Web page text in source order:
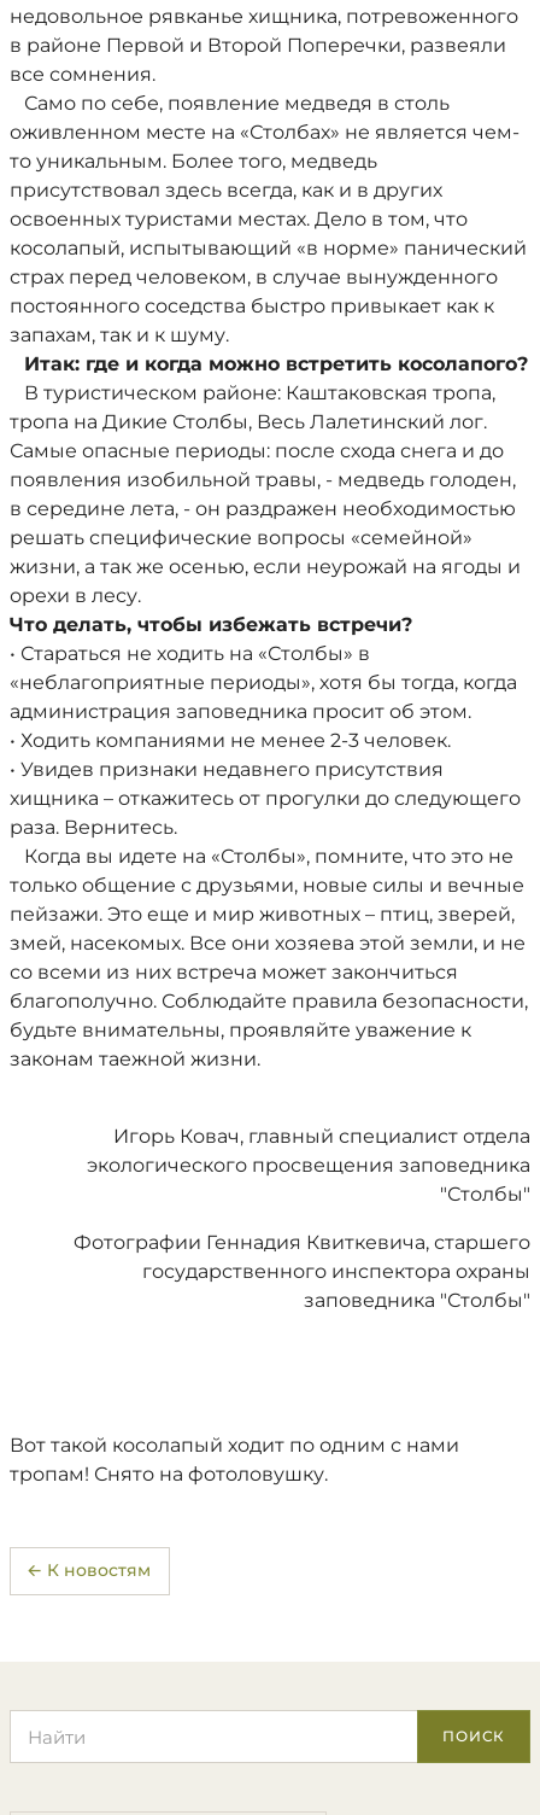
недовольное рявканье хищника, потревоженного
в районе Первой и Второй Поперечки, развеяли
все сомнения.
Само по себе, появление медведя в столь
оживленном месте на «Столбах» не является чем-
то уникальным. Более того, медведь
присутствовал здесь всегда, как и в других
освоенных туристами местах. Дело в том, что
косолапый, испытывающий «в норме» панический
страх перед человеком, в случае вынужденного
постоянного соседства быстро привыкает как к
запахам, так и к шуму.
Итак: где и когда можно встретить косолапого?
В туристическом районе: Каштаковская тропа,
тропа на Дикие Столбы, Весь Лалетинский лог.
Самые опасные периоды: после схода снега и до
появления изобильной травы, - медведь голоден,
в середине лета, - он раздражен необходимостью
решать специфические вопросы «семейной»
жизни, а так же осенью, если неурожай на ягоды и
орехи в лесу.
Что делать, чтобы избежать встречи?
• Стараться не ходить на «Столбы» в
«неблагоприятные периоды», хотя бы тогда, когда
администрация заповедника просит об этом.
• Ходить компаниями не менее 2-3 человек.
• Увидев признаки недавнего присутствия
хищника – откажитесь от прогулки до следующего
раза. Вернитесь.
Когда вы идете на «Столбы», помните, что это не
только общение с друзьями, новые силы и вечные
пейзажи. Это еще и мир животных – птиц, зверей,
змей, насекомых. Все они хозяева этой земли, и не
со всеми из них встреча может закончиться
благополучно. Соблюдайте правила безопасности,
будьте внимательны, проявляйте уважение к
законам таежной жизни.
Игорь Ковач, главный специалист отдела
экологического просвещения заповедника
"Столбы"
Фотографии Геннадия Квиткевича, старшего
государственного инспектора охраны
заповедника "Столбы"
Вот такой косолапый ходит по одним с нами
тропам! Снято на фотоловушку.
← К новостям
ПОИСК